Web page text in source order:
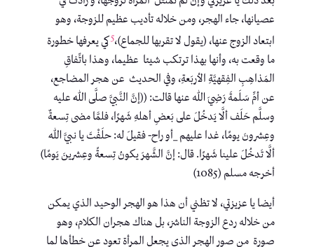
عصيانها، جاء الهجر، ومن خلاله تأديب عظيم للزوجة، وهو
ابتعاد الزوج عنها، (يقول لا تقربها للجماع)،5 كي يعرفها خطورة
ما وقعت به، وأنها بهذا ترتكب شيئا عظيما، وهذا باتِّفاقِ
المَذاهِبِ الفِقهيَّةِ الأربَعةِ، وفي الحديث عن هجر المضاجع،
عن أمِّ سَلَمةَ رَضِيَ الله عنها قالت: ((إنَّ النَّبيَّ صلَّى اللهُ عليه
وسلَّم حَلَف ألَّا يَدخُلَ على بَعضِ أهلهِ شَهرًا، فلمَّا مضى تِسعةٌ
وعِشرونَ يومًا، غدا عليهم _أو راح- فقيلَ له: حلَفْتَ يا نبيَّ اللهِ
ألَّا تَدخُلَ علينا شَهرًا. قال: إنَّ الشَّهرَ يكونُ تِسعةً وعِشرينَ يَومًا)
أخرجه مسلم (1085)
أيضا يا عزيزتي، لا تظني أن هذا هو الهجر الوحيد الذي يمكن
من خلاله ردع الزوجة الناشز، بل هناك هجران الكلام، وهو
صورة من صور الهجر الذي يجعل المرأة تعود عن خطأها لما